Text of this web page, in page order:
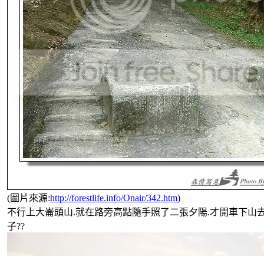
(圖片來源:http://forestlife.info/Onair/342.htm)
不行上大崙頭山.就在路旁高點隨手照了二張夕陽.才開車下山
子??